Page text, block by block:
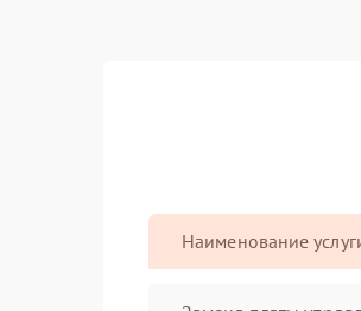
Наименование